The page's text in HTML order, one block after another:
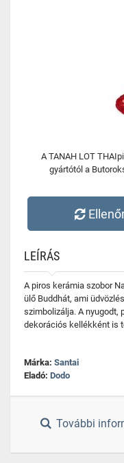
A TANAH LOT
gyártótól a
LEÍRÁS
A piros kerámia szobor
ülő Buddhát, ami
szimbolizálja. A nyugodt,
dekorációs kellékként is
Márka: Santai
Eladó: Dodo
További